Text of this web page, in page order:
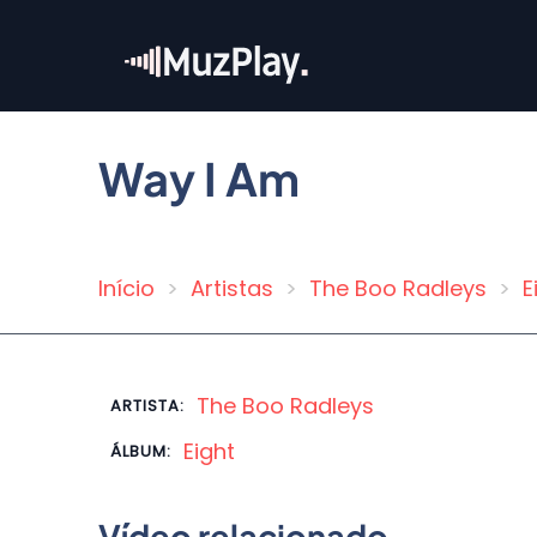
conteúdo
Way I Am
Trilha
navegação
Início Artistas The Boo Radleys
ARTISTA: The Boo Radleys
ÁLBUM: Eight